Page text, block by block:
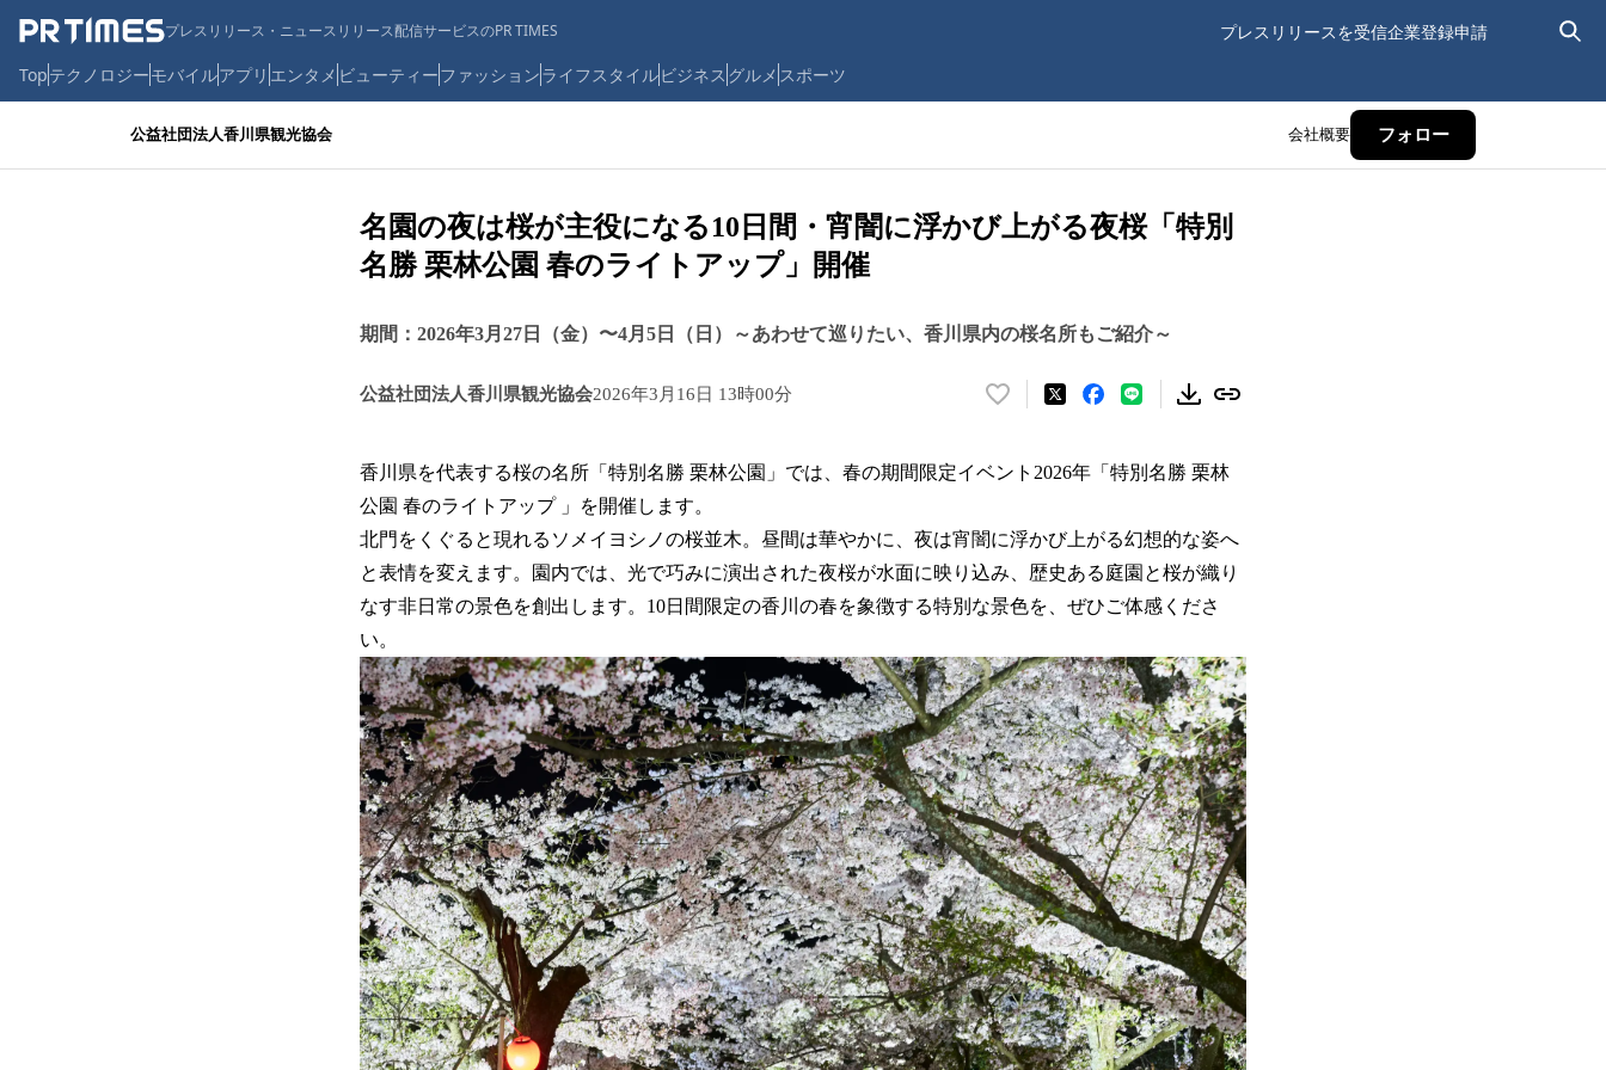
プレスリリース・ニュースリリース配信サービスのPR TIMES プレスリリースを受信企業登録申請
Topテクノロジーモバイルアプリ エンタメ ビューティーファッションライフスタイルビジネス グルメ スポーツ
公益社団法人香川県観光協会 会社概要 フォロー
名園の夜は桜が主役になる10日間・宵闇に浮かび上がる夜桜「特別
名勝 栗林公園 春のライトアップ」開催
期間：2026年3月27日（金）〜4月5日（日）～あわせて巡りたい、香川県内の桜名所もご紹介～
公益社団法人香川県観光協会2026年3月16日 13時00分
い
！
を
み
込
中
で
す
香川県を代表する桜の名所「特別名勝 栗林公園」では、春の期間限定イベント2026年「特別名勝 栗林
公園 春のライトアップ 」を開催します。
北門をくぐると現れるソメイヨシノの桜並木。昼間は華やかに、夜は宵闇に浮かび上がる幻想的な姿へ
と表情を変えます。園内では、光で巧みに演出された夜桜が水面に映り込み、歴史ある庭園と桜が織り
なす非日常の景色を創出します。10日間限定の香川の春を象徴する特別な景色を、ぜひご体感くださ
い。